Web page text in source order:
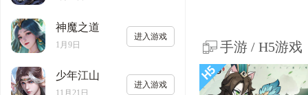
神魔之道
1月9日
进入游戏
少年江山
11月21日
进入游戏
手游 / H5游戏